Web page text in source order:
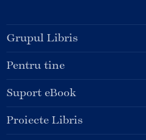
Grupul Libris
Pentru tine
Suport eBook
Proiecte Libris